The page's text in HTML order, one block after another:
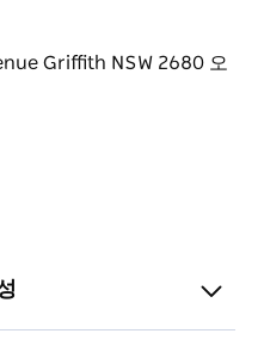
제 건조 파스타를 생산하
탈리아 제빵 기법 청동 틀
듀럼 밀 세몰리나와 결합